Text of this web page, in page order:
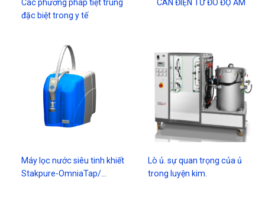
Các phương pháp tiệt trùng
đặc biệt trong y tế
CÂN ĐIỆN TỬ ĐO ĐỘ ẨM
Máy lọc nước siêu tinh khiết
Stakpure-OmniaTap/…
Lò ủ. sự quan trọng của ủ
trong luyện kim.